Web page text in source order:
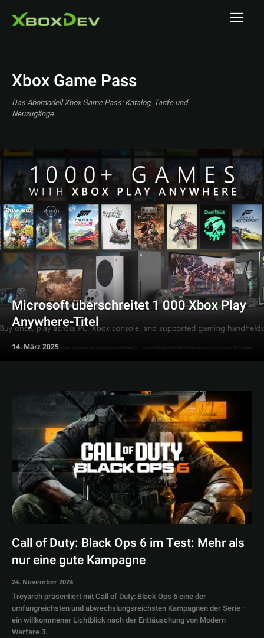
Xbox Game Pass
Das Abomodell Xbox Game Pass: Katalog, Tarife und
Neuzugänge.
Microsoft überschreitet 1 000 Xbox Play
Anywhere-Titel
14. März 2025
Call of Duty: Black Ops 6 im Test: Mehr als
nur eine gute Kampagne
24. November 2024
Treyarch präsentiert mit Call of Duty: Black Ops 6 eine der
umfangreichsten und abwechslungsreichsten Kampagnen der Serie –
ein willkommener Lichtblick nach der Enttäuschung von Modern
Warfare 3.